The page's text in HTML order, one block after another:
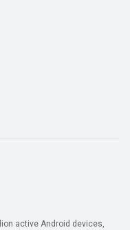
active Android devices,